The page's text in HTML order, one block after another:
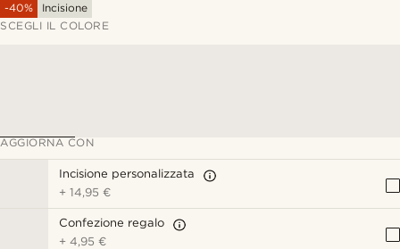
-40%
Incisione
SCEGLI IL COLORE
AGGIORNA CON
Incisione personalizzata
+14,95 €
Confezione regalo
+4,95 €